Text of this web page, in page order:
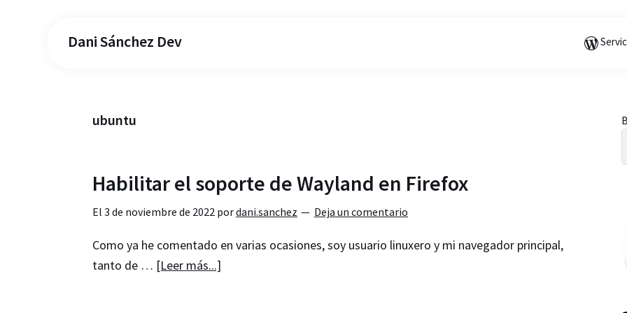
Dani Sánchez Dev
ubuntu
Habilitar el soporte de Wayland en Firefox
El 3 de noviembre de 2022 pordani.sanchez Deja un comentario
Como ya he comentado en varias ocasiones, soy usuario linuxero y mi navegador principal,
tanto de … [Leer más...]